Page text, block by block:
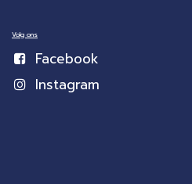
Volg ons
Facebook
Instagram